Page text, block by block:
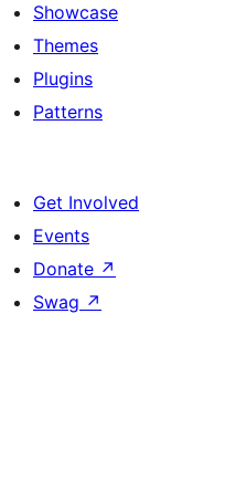
Showcase
Themes
Plugins
Patterns
Get Involved
Events
Donate ↗
Swag ↗